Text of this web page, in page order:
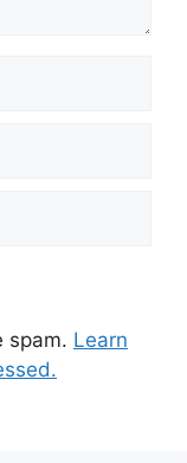
spam. Learn